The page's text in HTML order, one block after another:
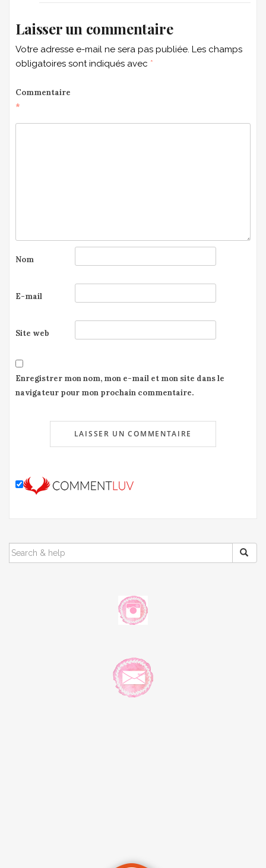
Laisser un commentaire
Votre adresse e-mail ne sera pas publiée. Les champs
obligatoires sont indiqués avec *
Commentaire
*
Nom
E-mail
Site web
Enregistrer mon nom, mon e-mail et mon site dans le
navigateur pour mon prochain commentaire.
SEARCH
FOR: